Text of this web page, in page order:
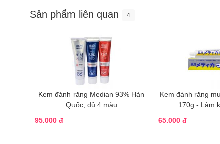
Sản phẩm liên quan 4
Kem đánh răng Median 93% Hàn
Quốc, đủ 4 màu
95.000 đ
Kem đánh răng
170g - Làm
65.000 đ